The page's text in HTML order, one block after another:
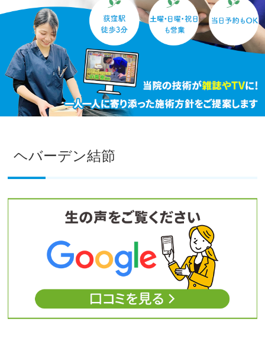
ヘバーデン結節